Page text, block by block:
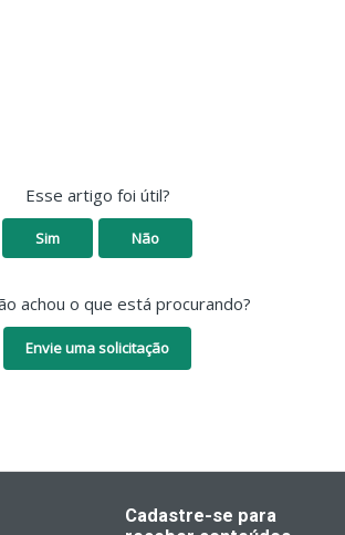
Esse artigo foi útil?
Sim Não
achou o que está procurando?
Envie uma solicitação